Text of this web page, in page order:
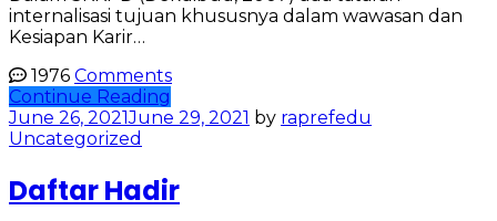
internalisasi tujuan khususnya dalam wawasan dan
Kesiapan Karir…
1976 Comments
Continue Reading
June 26, 2021June 29, 2021 by raprefedu
Uncategorized
Daftar Hadir